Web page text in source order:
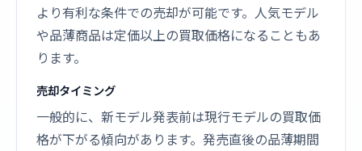
より有利な条件での売却が可能です。人気モデル
や品薄商品は定価以上の買取価格になることもあ
ります。
売却タイミング
一般的に、新モデル発表前は現行モデルの買取価
格が下がる傾向があります。発売直後の品薄期間